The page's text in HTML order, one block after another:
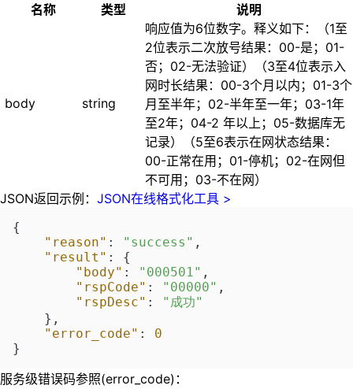
名称
类型 说明
body string
响应值为6位数字。释义如下：（1至
2位表示二次放号结果：00-是；01-
否；02-无法验证）（3至4位表示入
网时长结果：00-3个月以内；01-3个
月至半年；02-半年至一年；03-1年
至2年；04-2 年以上；05-数据库无
记录）（5至6表示在网状态结果：
00-正常在用；01-停机；02-在网但
不可用；03-不在网）
JSON返回示例： JSON在线格式化工具 >
{
"reason" : "success" ,
"result" :
{
"body" : "000501" ,
"rspCode" : "00000" ,
"rspDesc" :
"成功"
} ,
"error_code" :
0
}
服务级错误码参照(error_code)：